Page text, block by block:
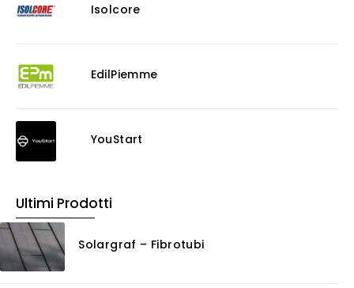
Risanamento E Restauro
Consolidanti
Rasanti per muro
Senza Categoria
Isolcore
EdilPiemme
YouStart
Ultimi Prodotti
Solargraf – Fibrotubi